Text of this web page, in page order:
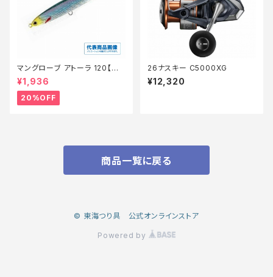
マングローブ アトーラ 120【特
価ルアー】【20】
¥1,936
20%OFF
26ナスキー C5000XG
¥12,320
商品一覧に戻る
© 東海つり具 公式オンラインストア
Powered by